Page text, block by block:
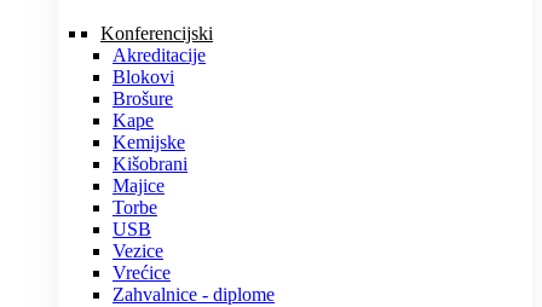
Konferencijski
Akreditacije
Blokovi
Brošure
Kape
Kemijske
Kišobrani
Majice
Torbe
USB
Vezice
Vrećice
Zahvalnice - diplome